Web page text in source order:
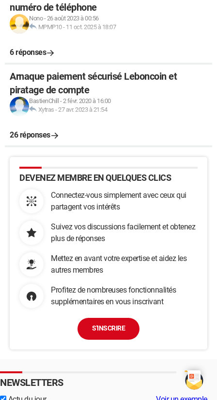
numéro de téléphone
Nono-26 août 2023 à 00:56
MPMP10- 11 oct. 2025 à 18:07
6 réponses
Arnaque paiement sécurisé Leboncoin et
piratage de compte
BastienChill -2 févr. 2020 à 16:00
Xytras -27 avr. 2023 à 21:54
26 réponses
DEVENEZ MEMBRE EN QUELQUES CLICS
Connectez-vous simplement avec ceux qui
partagent vos intérêts
Suivez vos discussions facilement et obtenez
plus de réponses
Mettez en avant votre expertise et aidez les
autres membres
Profitez de nombreuses fonctionnalités
supplémentaires en vous inscrivant
S'INSCRIRE
NEWSLETTERS